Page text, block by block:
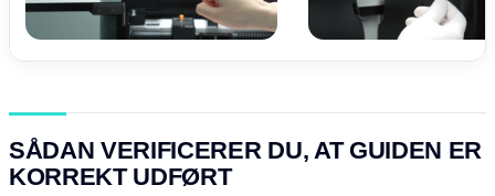
SÅDAN VERIFICERER DU, AT GUIDEN ER
KORREKT UDFØRT